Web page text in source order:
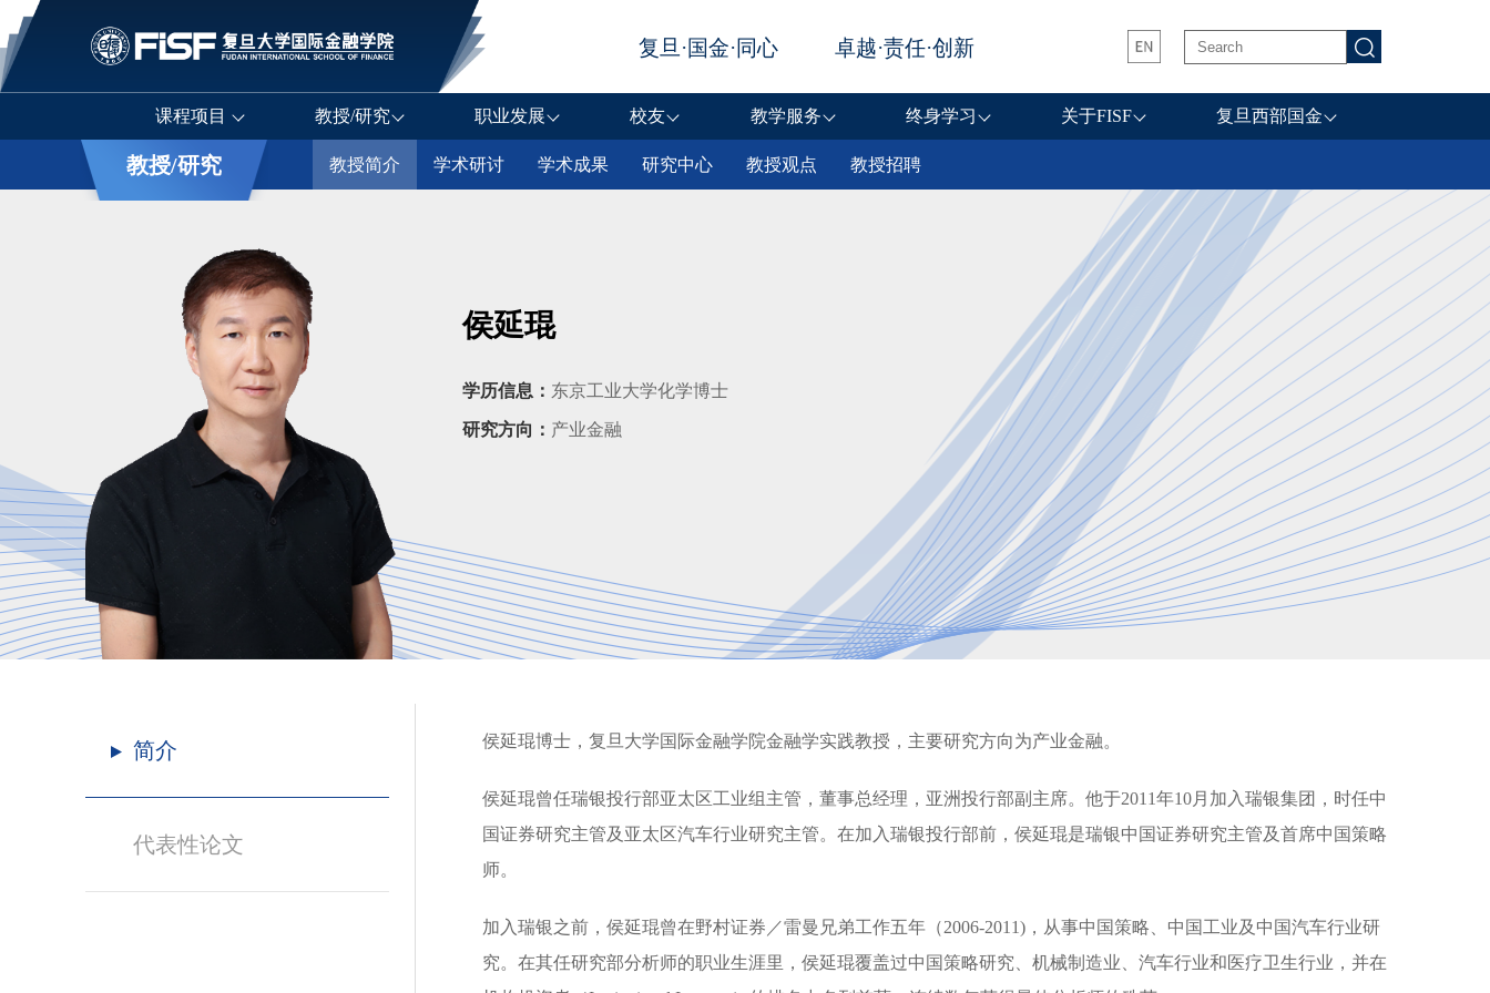
课程项目 教授/研究 职业发展 校友 教学服务 终身学习 关于FISF 复旦西部国金
教授/研究 教授简介 学术研讨 学术成果 研究中心 教授观点 教授招聘
侯延琨
学历信息： 东京工业大学化学博士
研究方向： 产业金融
简介
代表性论文
侯延琨博士，复旦大学国际金融学院金融学实践教授，主要研究方向为产业金融。
侯延琨曾任瑞银投行部亚太区工业组主管，董事总经理，亚洲投行部副主席。他于2011年10月加入瑞银集团，时任中
国证券研究主管及亚太区汽车行业研究主管。在加入瑞银投行部前，侯延琨是瑞银中国证券研究主管及首席中国策略
师。
加入瑞银之前，侯延琨曾在野村证券／雷曼兄弟工作五年（2006-2011)，从事中国策略、中国工业及中国汽车行业研
究。在其任研究部分析师的职业生涯里，侯延琨覆盖过中国策略研究、机械制造业、汽车行业和医疗卫生行业，并在